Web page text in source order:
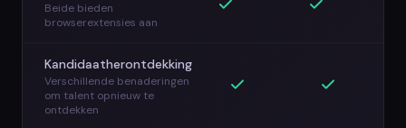
Beide bieden
browserextensies aan
Kandidaatherontdekking
Verschillende benaderingen
om talent opnieuw te
ontdekken